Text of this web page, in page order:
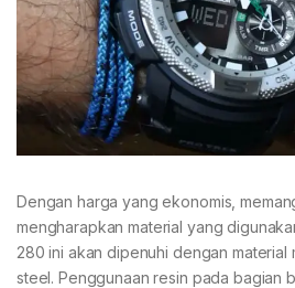
Dengan harga yang ekonomis,
mengharapkan material yang
280 ini akan dipenuhi dengan material
steel. Penggunaan resin pada bagian